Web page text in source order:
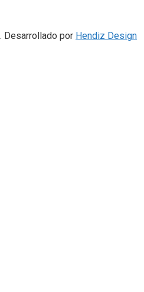
Desarrollado por Hendiz Design